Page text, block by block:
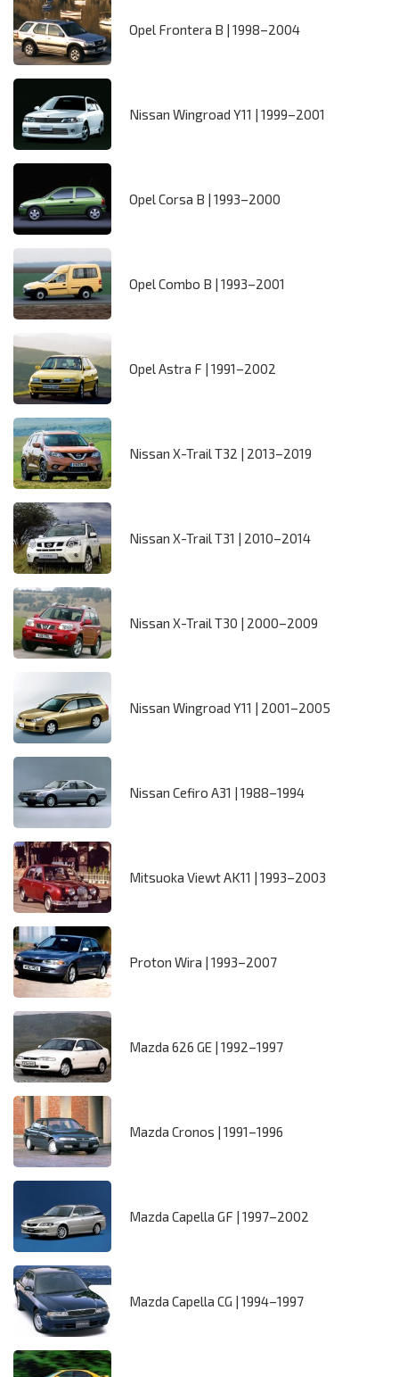
Opel Frontera B | 1998–2004
Nissan Wingroad Y11 | 1999–2001
Opel Corsa B | 1993–2000
Opel Combo B | 1993–2001
Opel Astra F | 1991–2002
Nissan X-Trail T32 | 2013–2019
Nissan X-Trail T31 | 2010–2014
Nissan X-Trail T30 | 2000–2009
Nissan Wingroad Y11 | 2001–2005
Nissan Cefiro A31 | 1988–1994
Mitsuoka Viewt AK11 | 1993–2003
Proton Wira | 1993–2007
Mazda 626 GE | 1992–1997
Mazda Cronos | 1991–1996
Mazda Capella GF | 1997–2002
Mazda Capella CG | 1994–1997